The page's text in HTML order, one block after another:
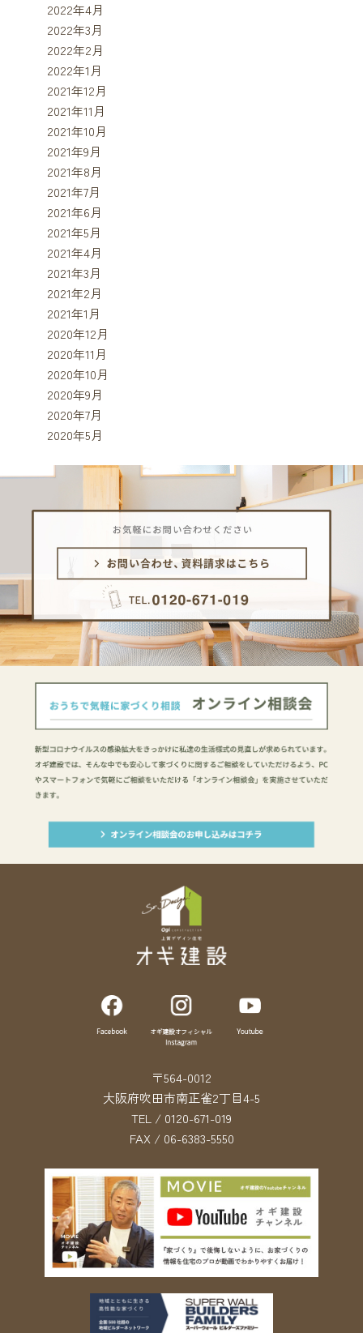
2022年4月
2022年3月
2022年2月
2022年1月
2021年12月
2021年11月
2021年10月
2021年9月
2021年8月
2021年7月
2021年6月
2021年5月
2021年4月
2021年3月
2021年2月
2021年1月
2020年12月
2020年11月
2020年10月
2020年9月
2020年7月
2020年5月
〒564-0012
大阪府吹田市南正雀2丁目4-5
TEL / 0120-671-019
FAX / 06-6383-5550